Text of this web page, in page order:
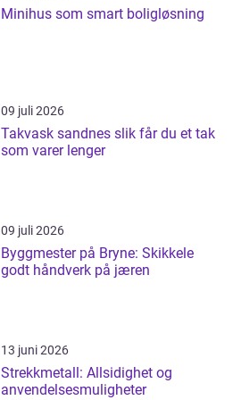
Minihus som smart boligløsning
09 juli 2026
Takvask sandnes slik får du et tak
som varer lenger
09 juli 2026
Byggmester på Bryne: Skikkele
godt håndverk på jæren
13 juni 2026
Strekkmetall: Allsidighet og
anvendelsesmuligheter